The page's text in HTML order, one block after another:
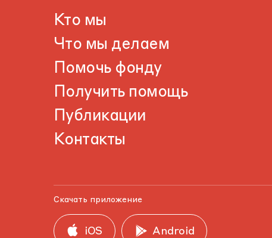
Кто мы
Что мы делаем
Помочь фонду
Получить помощь
Публикации
Контакты
Скачать приложение
iOS Android